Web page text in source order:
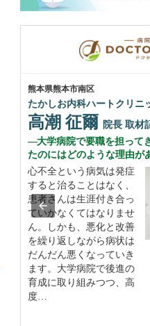
熊本県熊本市南区
たかしお内科ハートクリニ
高潮 征爾 院長 取材
大学病院で要職を担って
たのにはどのような理由が
心不全という病気は発症
すると治ることはなく、
患者さんは生涯付き合っ
ていかなくてはなりませ
ん。しかも、悪化と改善
を繰り返しながら病状は
だんだん悪くなっていき
ます。大学病院で後進の
育成に取り組みつつ、高
度…